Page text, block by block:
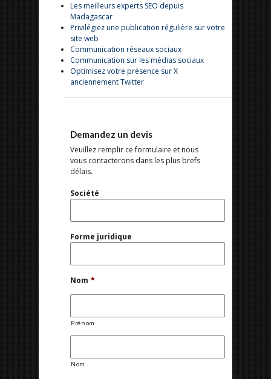
Les meilleurs experts SEO depuis
Madagascar
Privilégiez une publication régulière sur votre
site web
Communication réseaux sociaux
Communication sur les médias sociaux
Optimisez votre présence sur X
anciennement Twitter
Demandez un devis
Veuillez remplir ce formulaire et nous
vous contacterons dans les plus brefs
délais.
Société
Forme juridique
Nom *
Prénom
Nom